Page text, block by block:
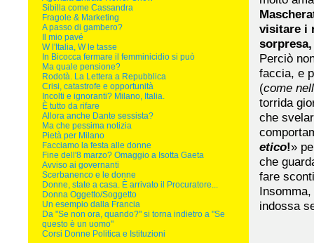
Sibilla come Cassandra
Fragole & Marketing
A passo di gambero?
Il mio pavé
W l'Italia, W le tasse
In Bicocca fermare il femminicidio si può
Ma quale pensione?
Rodotà. La Lettera a Repubblica
Crisi, catastrofe e opportunità
Incolti e ignoranti? Milano, Italia.
È tutto da rifare
Allora anche Dante sessista?
Ma che pessima notizia
Pietà per Milano
Facciamo la festa alle donne
Fine dell'8 marzo? Omaggio a Isotta Gaeta
Avviso ai governanti
Scerbanenco e le donne
Donne, state a casa. È arrivato il Procuratore...
Donna Oggetto/Soggetto
Un esempio dalla Francia
Da "Se non ora, quando?" si torna indietro a "Se
questo è un uomo"
Corsi Donne Politica e Istituzioni
visitare i
Perciò
faccia, e
(come
torrida
che
etico!»
che
fare
indossa